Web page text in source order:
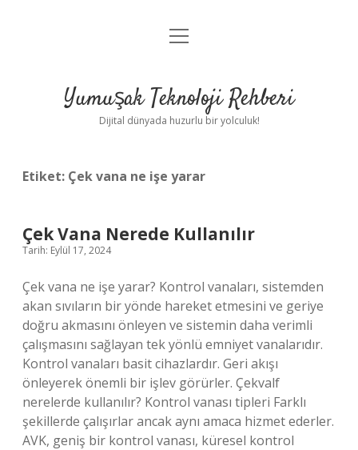
Anasayfa
Yasal Uyarı
menüyü
Yumuşak Teknoloji Rehberi
Dijital dünyada huzurlu bir yolculuk!
Etiket: Çek vana ne işe yarar
Çek Vana Nerede Kullanılır
Tarih: Eylül 17, 2024
Çek vana ne işe yarar? Kontrol vanaları, sistemden
akan sıvıların bir yönde hareket etmesini ve geriye
doğru akmasını önleyen ve sistemin daha verimli
çalışmasını sağlayan tek yönlü emniyet vanalarıdır.
Kontrol vanaları basit cihazlardır. Geri akışı
önleyerek önemli bir işlev görürler. Çekvalf
nerelerde kullanılır? Kontrol vanası tipleri Farklı
şekillerde çalışırlar ancak aynı amaca hizmet ederler.
AVK, geniş bir kontrol vanası, küresel kontrol